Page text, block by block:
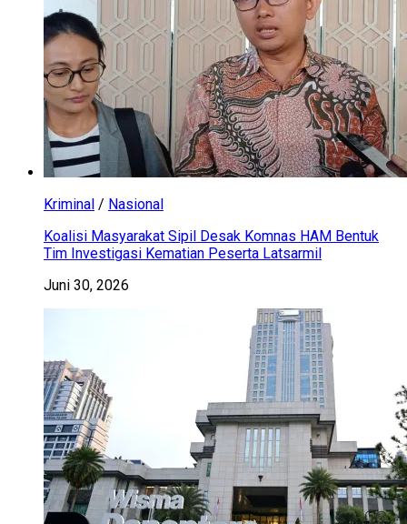
Kriminal / Nasional
Koalisi Masyarakat Sipil Desak Komnas HAM Bentuk
Tim Investigasi Kematian Peserta Latsarmil
Juni 30, 2026